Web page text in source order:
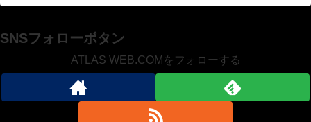
SNSフォローボタン
ATLAS WEB.COMをフォローする